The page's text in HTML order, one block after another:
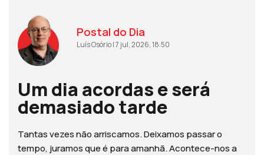
Postal do Dia
Luís Osório | 7 jul, 2026, 18:50
Um dia acordas e será
demasiado tarde
Tantas vezes não arriscamos. Deixamos passar o
tempo, juramos que é para amanhã. Acontece-nos a